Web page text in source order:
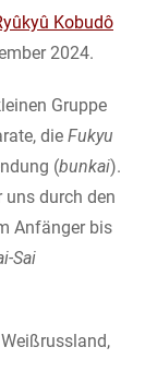
Kobudô
2024.
Gruppe
die Fukyu
(bunkai).
durch den
Anfänger bis
Sai